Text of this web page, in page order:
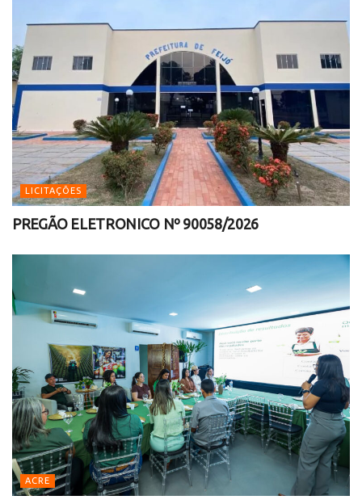
LICITAÇÕES
PREGÃO ELETRONICO Nº 90058/2026
ACRE